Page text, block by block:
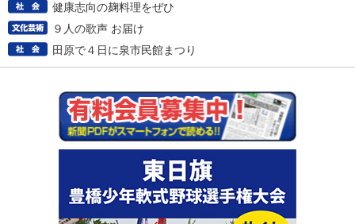
健康志向の麹料理をぜひ
９人の歌声 お届け
田原で４日に泉市民館まつり